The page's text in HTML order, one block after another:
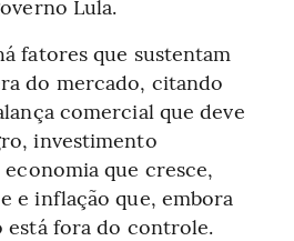
Lula.
fatores que sustentam
do mercado, citando
comercial que deve
investimento
que cresce,
e inflação que, embora
está fora do controle.